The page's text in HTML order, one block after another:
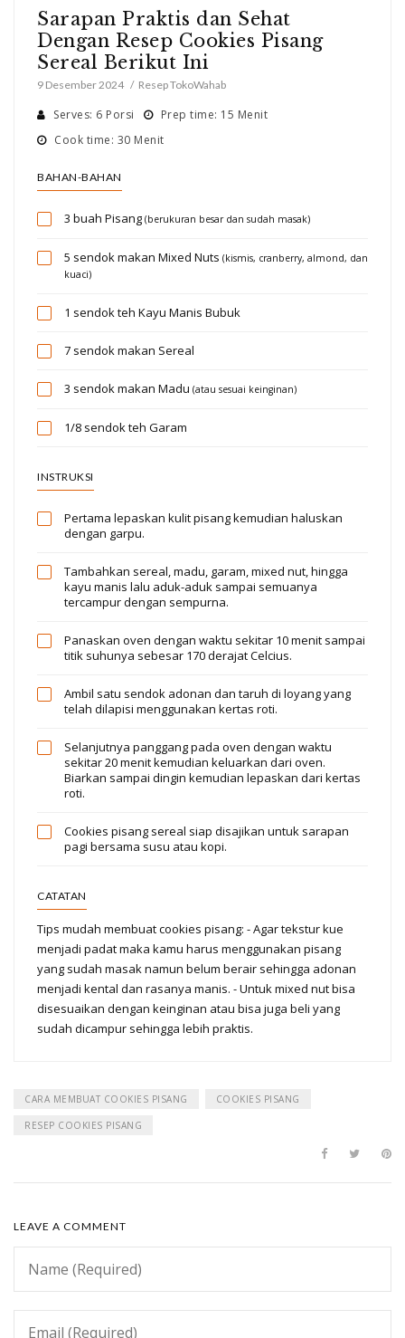
Sarapan Praktis dan Sehat
Dengan Resep Cookies Pisang
Sereal Berikut Ini
9 Desember 2024 Resep TokoWahab
Serves: 6 Porsi
Prep time: 15 Menit
Cook time: 30 Menit
BAHAN-BAHAN
3 buah Pisang (berukuran besar dan sudah masak)
5 sendok makan Mixed Nuts (kismis, cranberry, almond, dan
kuaci)
1 sendok teh Kayu Manis Bubuk
7 sendok makan Sereal
3 sendok makan Madu (atau sesuai keinginan)
1/8 sendok teh Garam
INSTRUKSI
Pertama lepaskan kulit pisang kemudian haluskan
dengan garpu.
Tambahkan sereal, madu, garam, mixed nut, hingga
kayu manis lalu aduk-aduk sampai semuanya
tercampur dengan sempurna.
Panaskan oven dengan waktu sekitar 10 menit sampai
titik suhunya sebesar 170 derajat Celcius.
Ambil satu sendok adonan dan taruh di loyang yang
telah dilapisi menggunakan kertas roti.
Selanjutnya panggang pada oven dengan waktu
sekitar 20 menit kemudian keluarkan dari oven.
Biarkan sampai dingin kemudian lepaskan dari kertas
roti.
Cookies pisang sereal siap disajikan untuk sarapan
pagi bersama susu atau kopi.
CATATAN
Tips mudah membuat cookies pisang: - Agar tekstur kue
menjadi padat maka kamu harus menggunakan pisang
yang sudah masak namun belum berair sehingga adonan
menjadi kental dan rasanya manis. - Untuk mixed nut bisa
disesuaikan dengan keinginan atau bisa juga beli yang
sudah dicampur sehingga lebih praktis.
CARA MEMBUAT COOKIES PISANG COOKIES PISANG
RESEP COOKIES PISANG
LEAVE A COMMENT